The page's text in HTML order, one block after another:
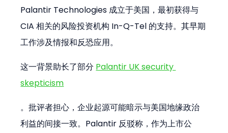
Palantir Technologies 成立于美国，最初获得与
CIA 相关的风险投资机构 In-Q-Tel 的支持。其早期
工作涉及情报和反恐应用。
这一背景助长了部分 Palantir UK security
skepticism
。批评者担心，企业起源可能暗示与美国地缘政治
利益的间接一致。Palantir 反驳称，作为上市公